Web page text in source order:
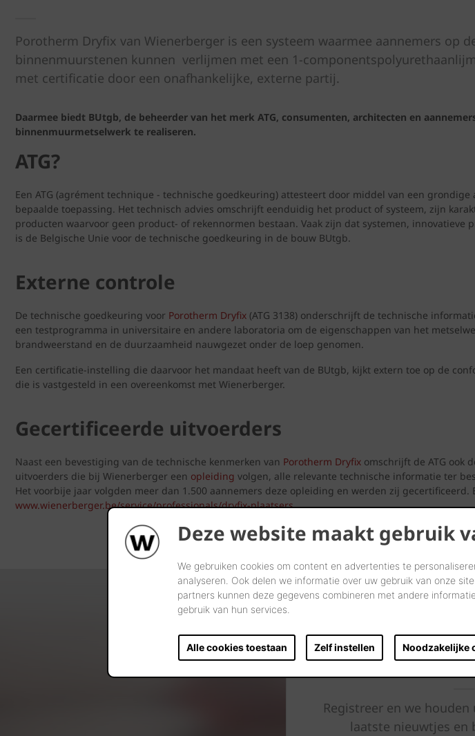
Deze website maakt gebruik
We gebruiken cookies om content en advertenties te
analyseren. Ook delen we informatie over uw gebruik van onze
partners kunnen deze gegevens combineren met andere
gebruik van hun services.
Alle cookies toestaan Zelf instellen Noodzakelijke
Porotherm Dryfix van Wienerberger is een systeem waarmee aannemers op
binnenmuurstenen kunnen verlijmen met een 1-
met certificatie door een onafhankelijke, externe partij.
Daarmee biedt BUtgb, de beheerder van het merk ATG, consumenten, architecten en
binnenmuurmetselwerk te realiseren.
ATG?
Een ATG (agrément technique - technische goedkeuring) attesteert door middel van een
bepaalde toepassing. Het technisch advies omschrijft eenduidig het product of systeem, zijn
producten waarvoor geen product- of rekennormen bestaan. Vaak zijn dat systemen,
is de Belgische Unie voor de technische goedkeuring in de bouw BUtgb.
Externe controle
De technische goedkeuring voor Porotherm Dryfix (ATG 3138) onderschrijft de technische
een testprogramma in universitaire en andere laboratoria om de eigenschappen van het
brandweerstand en de duurzaamheid nauwgezet onder de loep genomen.
Een certificatie-instelling die daarvoor het mandaat heeft van de BUtgb, kijkt extern toe op de
die is vastgesteld in een overeenkomst met Wienerberger.
Gecertificeerde uitvoerders
Naast een bevestiging van de technische kenmerken van Porotherm Dryfix omschrijft de ATG ook
uitvoerders die bij Wienerberger een opleiding volgen, alle relevante technische informatie ter
Het voorbije jaar volgden meer dan 1.500 aannemers deze opleiding en werden zij
www.wienerberger.be/service/professionals/dryfix-plaatsers
Altijd op
Registreer en we
laatste nieuwtjes en